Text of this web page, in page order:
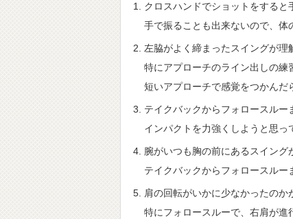
クロスハンドでショットをすると
手で振ることも出来ないので、体
左脇がよく締まったスイングが理
特にアプローチのライン出しの練
短いアプローチで感覚をつかんだ
テイクバックからフォロースルー
インパクトを力強くしようと思っ
腕がいつも胸の前にあるスイング
テイクバックからフォロースルー
肩の回転がいかに少なかったのか
特にフォロースルーで、右肩が進